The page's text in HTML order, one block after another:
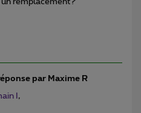
par Maxime R
I ,